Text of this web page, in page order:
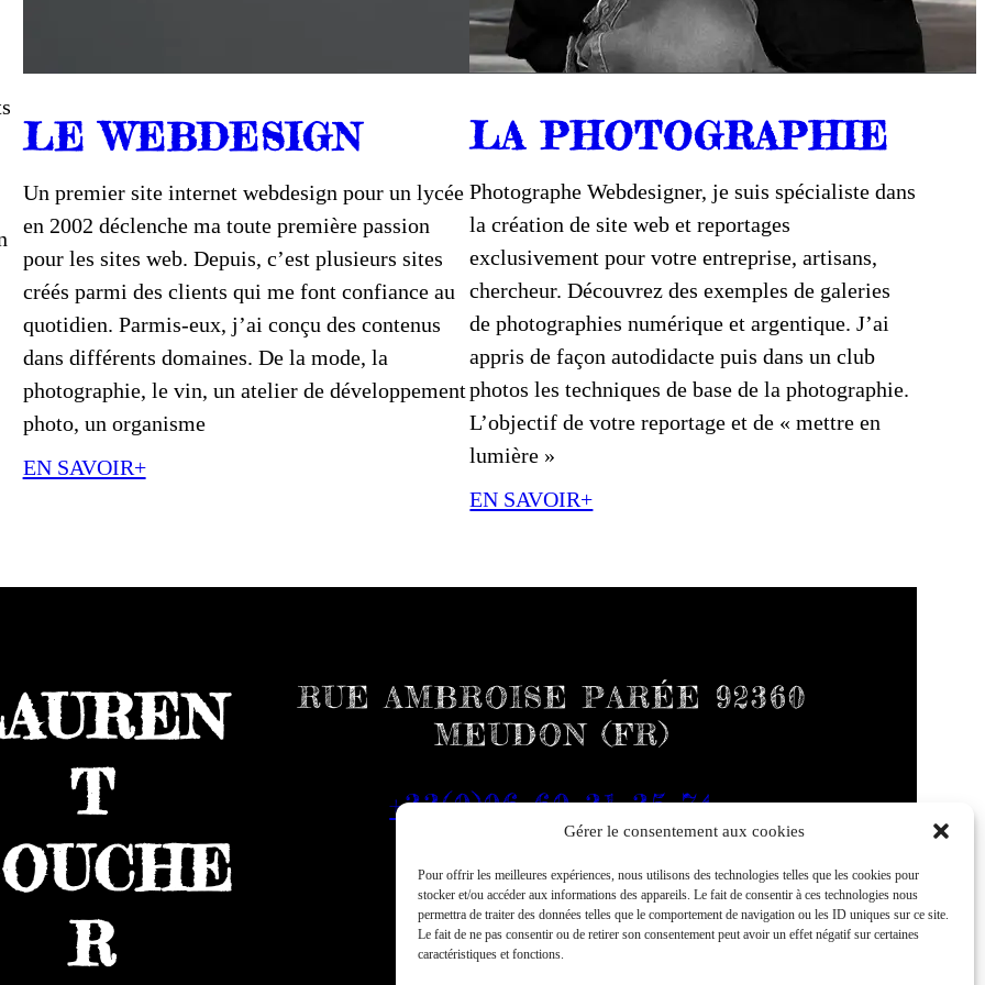
Gérer le consentement aux cookies
Pour offrir les meilleures expériences, nous utilisons des technologies telles que les cookies pour
stocker et/ou accéder aux informations des appareils. Le fait de consentir à ces technologies nous
permettra de traiter des données telles que le comportement de navigation ou les ID uniques sur ce site.
Le fait de ne pas consentir ou de retirer son consentement peut avoir un effet négatif sur certaines
caractéristiques et fonctions.
LE WEBDESIGN
Un premier site internet webdesign pour un lycée
en 2002 déclenche ma toute première passion
pour les sites web. Depuis, c’est plusieurs sites
créés parmi des clients qui me font confiance au
quotidien. Parmis-eux, j’ai conçu des contenus
dans différents domaines. De la mode, la
photographie, le vin, un atelier de développement
photo, un organisme
EN SAVOIR+
LA PHOTOGRAPHIE
Photographe Webdesigner, je suis spécialiste dans
la création de site web et reportages
exclusivement pour votre entreprise, artisans,
chercheur. Découvrez des exemples de galeries
de photographies numérique et argentique. J’ai
appris de façon autodidacte puis dans un club
photos les techniques de base de la photographie.
L’objectif de votre reportage et de « mettre en
lumière »
EN SAVOIR+
T
R
RUE AMBROISE PARÉE 92360
MEUDON (FR)
+33(0)06 60 31 35 74